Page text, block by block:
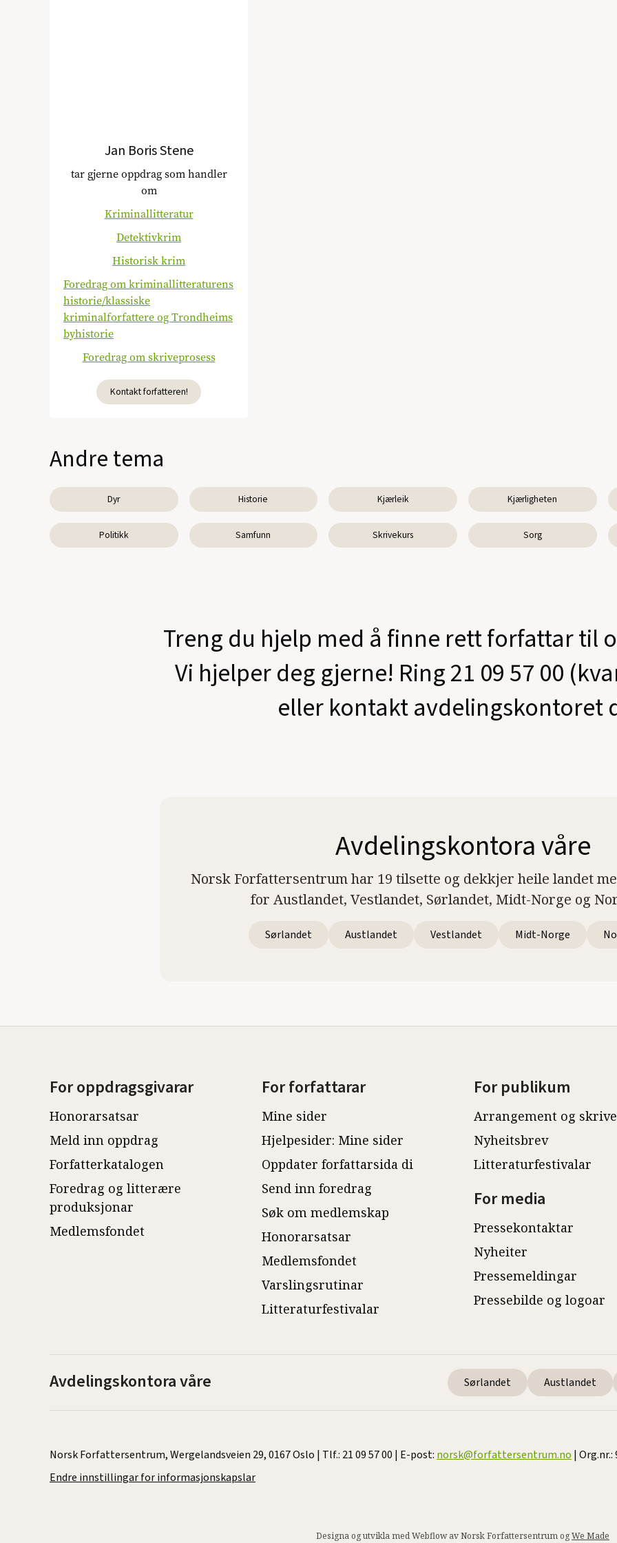
Jan Boris Stene
tar gjerne oppdrag som handler
om
Kriminallitteratur
Detektivkrim
Historisk krim
Foredrag om kriminallitteraturens
historie/klassiske
kriminalforfattere og Trondheims
byhistorie
Foredrag om skriveprosess
Kontakt forfatteren!
Andre tema
Dyr Historie Kjærleik Kjærligheten
Politikk Samfunn Skrivekurs Sorg
Treng du hjelp med å finne rett forfattar til
Vi hjelper deg gjerne! Ring 21 09 57 00
eller kontakt avdelingskontoret
Avdelingskontora våre
Norsk Forfattersentrum har 19 tilsette og dekkjer heile landet
for Austlandet, Vestlandet, Sørlandet, Midt-Norge og
Sørlandet Austlandet Vestlandet Midt-Norge
For oppdragsgivarar
Honorarsatsar
Meld inn oppdrag
Forfatterkatalogen
Foredrag og litterære
produksjonar
Medlemsfondet
For forfattarar
Mine sider
Hjelpesider: Mine sider
Oppdater forfattarsida di
Send inn foredrag
Søk om medlemskap
Honorarsatsar
Medlemsfondet
Varslingsrutinar
Litteraturfestivalar
For publikum
Arrangement og
Nyheitsbrev
Litteraturfestivalar
For media
Pressekontaktar
Nyheiter
Pressemeldingar
Pressebilde og logoar
Avdelingskontora våre Sørlandet Austlandet
Norsk Forfattersentrum, Wergelandsveien 29, 0167 Oslo | Tlf.: 21 09 57 00 | E-post: norsk@forfattersentrum.no | Org.nr.:
Endre innstillingar for informasjonskapslar
Designa og utvikla med Webflow av Norsk Forfattersentrum ogWe Made